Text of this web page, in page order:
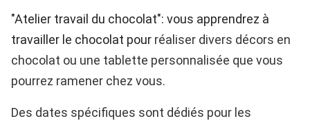
"Atelier travail du chocolat": vous apprendrez à
travailler le chocolat pour réaliser divers décors en
chocolat ou une tablette personnalisée que vous
pourrez ramener chez vous.
Des dates spécifiques sont dédiés pour les